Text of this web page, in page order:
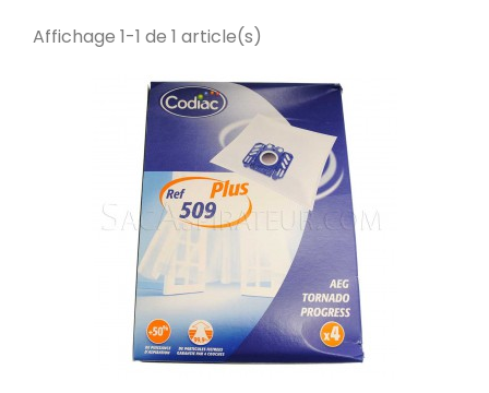
Affichage 1-1 de 1 article(s)